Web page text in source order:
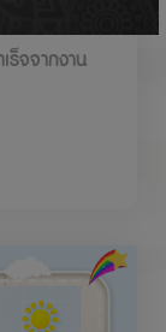
ร็จจากงาน